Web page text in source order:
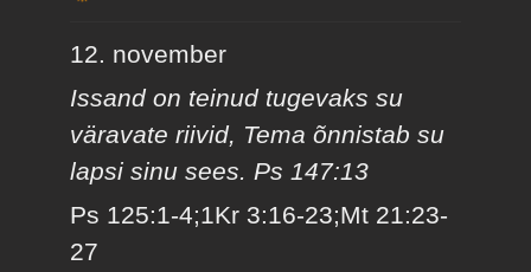
12. november
Issand on teinud tugevaks su
väravate riivid, Tema õnnistab su
lapsi sinu sees. Ps 147:13
Ps 125:1-4;1Kr 3:16-23;Mt 21:23-
27